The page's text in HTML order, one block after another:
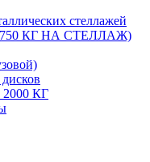
стеллажей
КГ НА СТЕЛЛАЖ)
КГ